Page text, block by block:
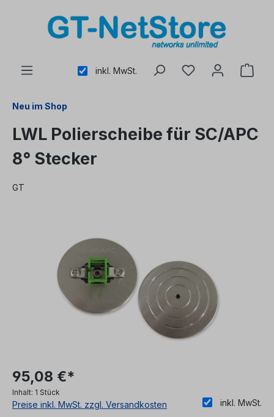
inkl. MwSt.
Neu im Shop
LWL Polierscheibe für SC/APC
8° Stecker
GT
95,08 €*
Inhalt: 1 Stück
inkl. MwSt.
Preise inkl. MwSt. zzgl. Versandkosten